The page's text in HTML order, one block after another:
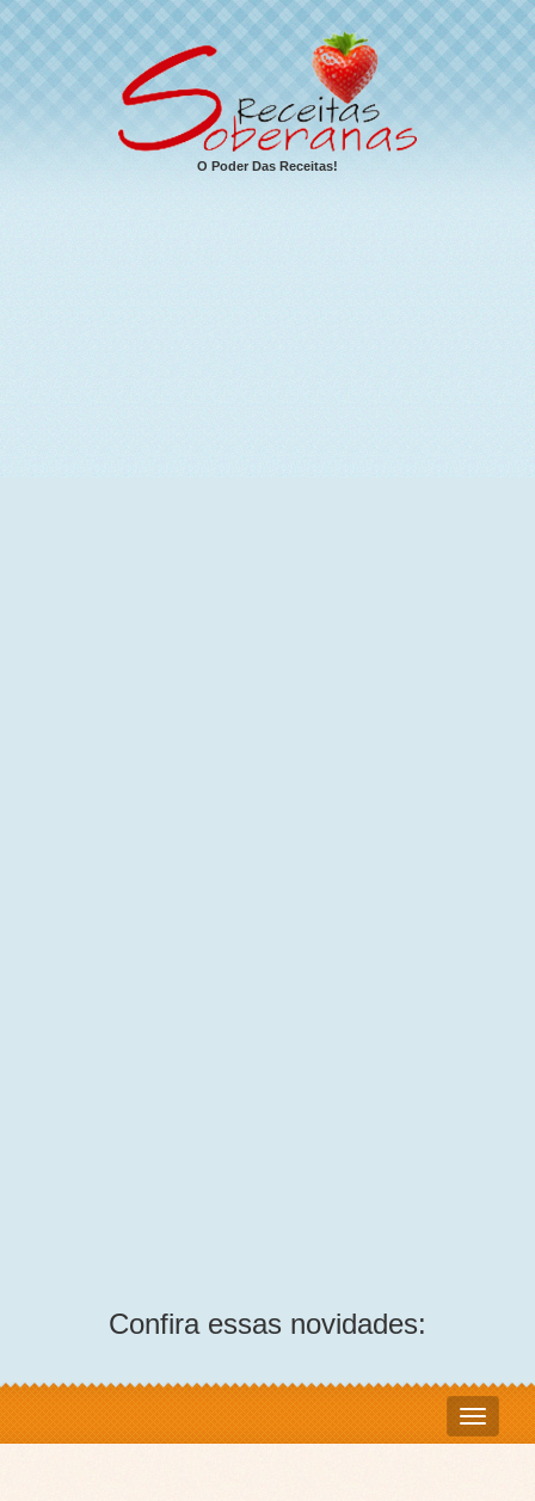
O Poder Das Receitas!
Confira essas novidades: